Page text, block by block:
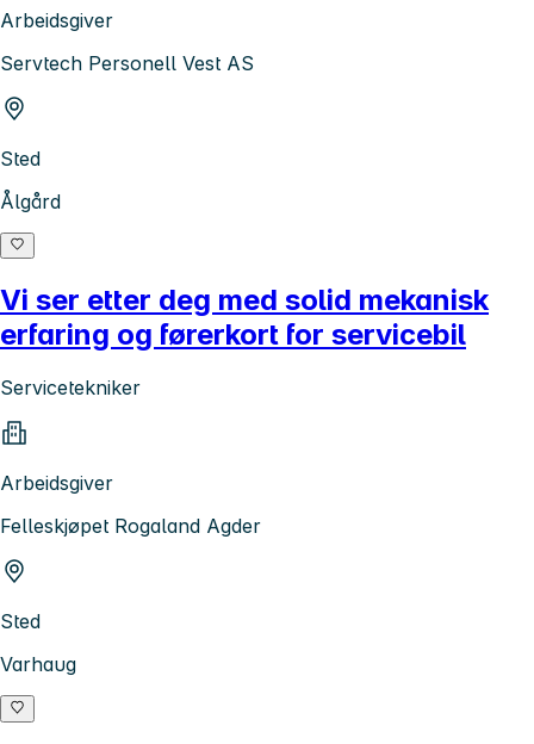
Arbeidsgiver
Servtech Personell Vest AS
Sted
Ålgård
Vi ser etter deg med solid mekanisk
erfaring og førerkort for servicebil
Servicetekniker
Arbeidsgiver
Felleskjøpet Rogaland Agder
Sted
Varhaug